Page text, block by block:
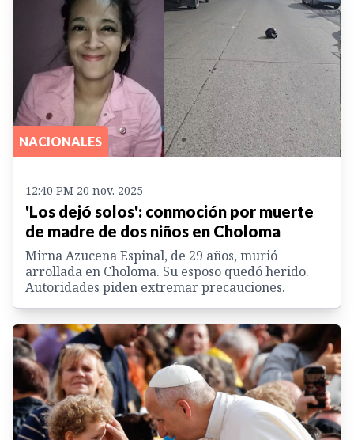
NACIONALES
12:40 PM 20 nov. 2025
'Los dejó solos': conmoción por muerte
de madre de dos niños en Choloma
Mirna Azucena Espinal, de 29 años, murió
arrollada en Choloma. Su esposo quedó herido.
Autoridades piden extremar precauciones.